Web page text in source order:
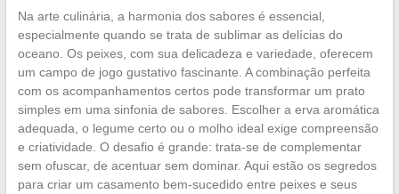
Na arte culinária, a harmonia dos sabores é essencial,
especialmente quando se trata de sublimar as delícias do
oceano. Os peixes, com sua delicadeza e variedade, oferecem
um campo de jogo gustativo fascinante. A combinação perfeita
com os acompanhamentos certos pode transformar um prato
simples em uma sinfonia de sabores. Escolher a erva aromática
adequada, o legume certo ou o molho ideal exige compreensão
e criatividade. O desafio é grande: trata-se de complementar
sem ofuscar, de acentuar sem dominar. Aqui estão os segredos
para criar um casamento bem-sucedido entre peixes e seus